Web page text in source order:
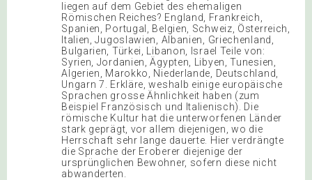
liegen auf dem Gebiet des ehemaligen
Römischen Reiches? England, Frankreich,
Spanien, Portugal, Belgien, Schweiz, Österreich,
Italien, Jugoslawien, Albanien, Griechenland,
Bulgarien, Türkei, Libanon, Israel Teile von:
Syrien, Jordanien, Ägypten, Libyen, Tunesien,
Algerien, Marokko, Niederlande, Deutschland,
Ungarn 7. Erkläre, weshalb einige europäische
Sprachen grosse Ähnlichkeit haben (zum
Beispiel Französisch und Italienisch). Die
römische Kultur hat die unterworfenen Länder
stark geprägt, vor allem diejenigen, wo die
Herrschaft sehr lange dauerte. Hier verdrängte
die Sprache der Eroberer diejenige der
ursprünglichen Bewohner, sofern diese nicht
abwanderten.